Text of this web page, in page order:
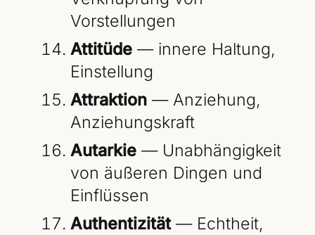
Vorstellungen
Attitüde— innere Haltung,
Einstellung
Attraktion— Anziehung,
Anziehungskraft
Autarkie— Unabhängigkeit
von äußeren Dingen und
Einflüssen
Authentizität— Echtheit,